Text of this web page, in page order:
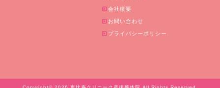
会社概要
お問い合わせ
プライバシーポリシー